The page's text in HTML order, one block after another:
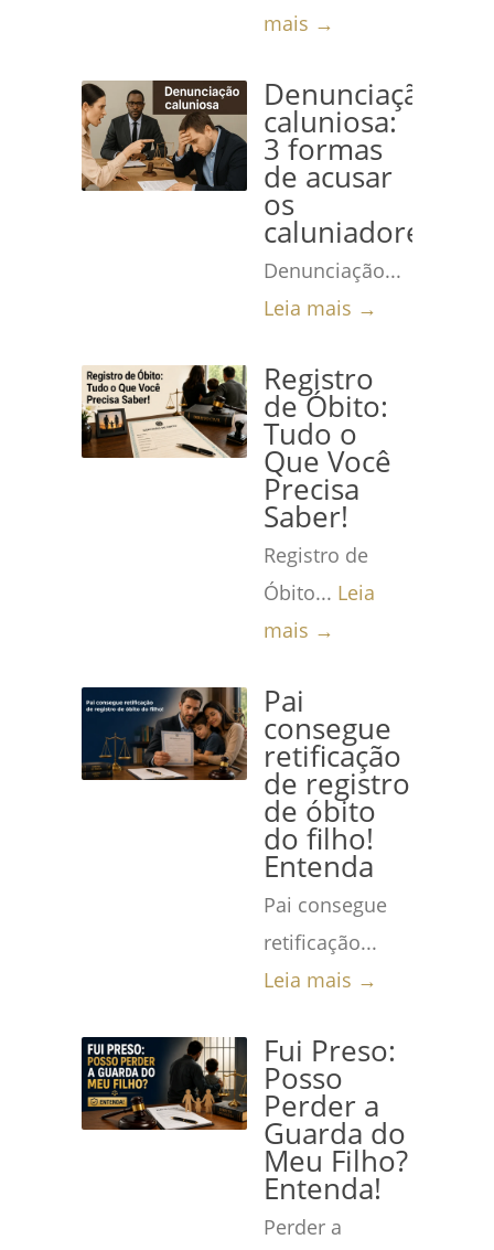
mais →
Denunciação
caluniosa:
3 formas
de acusar
os
caluniadores
Denunciação...
Leia mais →
Registro
de Óbito:
Tudo o
Que Você
Precisa
Saber!
Registro de
Óbito... Leia
mais →
Pai
consegue
retificação
de registro
de óbito
do filho!
Entenda
Pai consegue
retificação...
Leia mais →
Fui Preso:
Posso
Perder a
Guarda do
Meu Filho?
Entenda!
Perder a